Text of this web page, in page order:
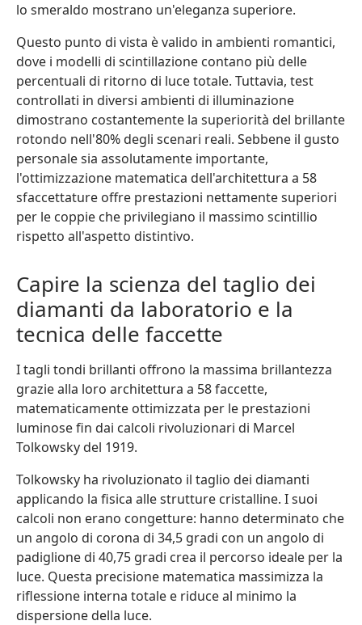
lo smeraldo mostrano un'eleganza superiore.
Questo punto di vista è valido in ambienti romantici,
dove i modelli di scintillazione contano più delle
percentuali di ritorno di luce totale. Tuttavia, test
controllati in diversi ambienti di illuminazione
dimostrano costantemente la superiorità del brillante
rotondo nell'80% degli scenari reali. Sebbene il gusto
personale sia assolutamente importante,
l'ottimizzazione matematica dell'architettura a 58
sfaccettature offre prestazioni nettamente superiori
per le coppie che privilegiano il massimo scintillio
rispetto all'aspetto distintivo.
Capire la scienza del taglio dei
diamanti da laboratorio e la
tecnica delle faccette
I tagli tondi brillanti offrono la massima brillantezza
grazie alla loro architettura a 58 faccette,
matematicamente ottimizzata per le prestazioni
luminose fin dai calcoli rivoluzionari di Marcel
Tolkowsky del 1919.
Tolkowsky ha rivoluzionato il taglio dei diamanti
applicando la fisica alle strutture cristalline. I suoi
calcoli non erano congetture: hanno determinato che
un angolo di corona di 34,5 gradi con un angolo di
padiglione di 40,75 gradi crea il percorso ideale per la
luce. Questa precisione matematica massimizza la
riflessione interna totale e riduce al minimo la
dispersione della luce.